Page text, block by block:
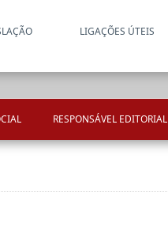
LIGAÇÕES ÚTEIS
RESPONSÁVEL EDITORIAL